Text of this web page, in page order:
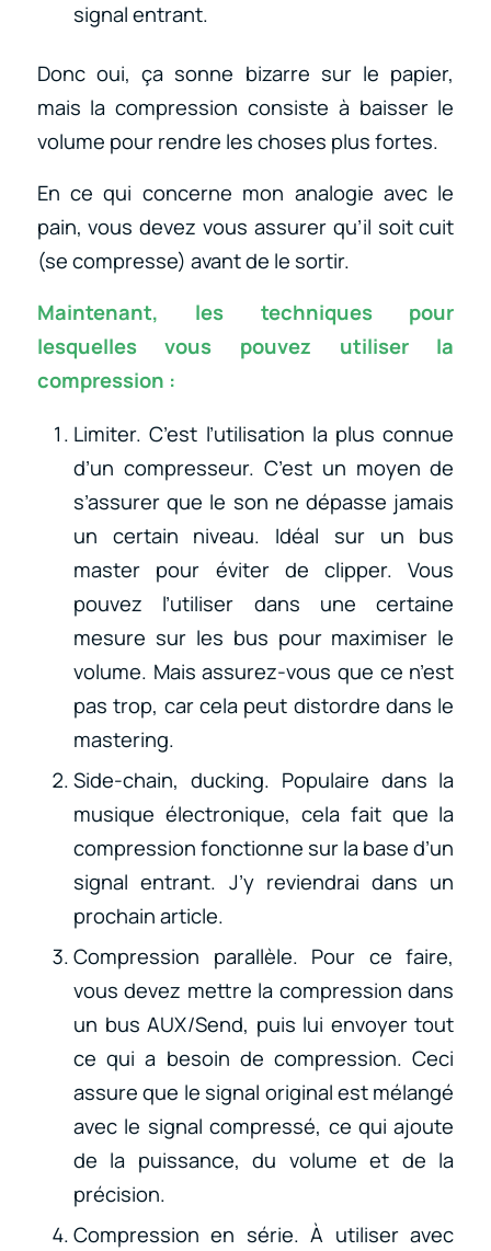
signal entrant.
Donc oui, ça sonne bizarre sur le papier,
mais la compression consiste à baisser le
volume pour rendre les choses plus fortes.
En ce qui concerne mon analogie avec le
pain, vous devez vous assurer qu’il soit cuit
(se compresse) avant de le sortir.
Maintenant, les techniques pour
lesquelles vous pouvez utiliser la
compression :
Limiter. C’est l’utilisation la plus connue
d’un compresseur. C’est un moyen de
s’assurer que le son ne dépasse jamais
un certain niveau. Idéal sur un bus
master pour éviter de clipper. Vous
pouvez l’utiliser dans une certaine
mesure sur les bus pour maximiser le
volume. Mais assurez-vous que ce n’est
pas trop, car cela peut distordre dans le
mastering.
Side-chain, ducking. Populaire dans la
musique électronique, cela fait que la
compression fonctionne sur la base d’un
signal entrant. J’y reviendrai dans un
prochain article.
Compression parallèle. Pour ce faire,
vous devez mettre la compression dans
un bus AUX/Send, puis lui envoyer tout
ce qui a besoin de compression. Ceci
assure que le signal original est mélangé
avec le signal compressé, ce qui ajoute
de la puissance, du volume et de la
précision.
Compression en série. À utiliser avec